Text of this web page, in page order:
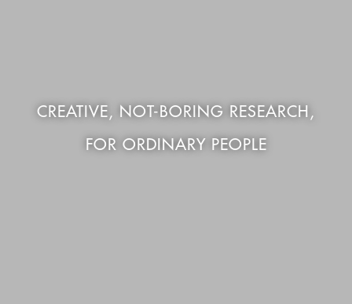
CREATIVE, NOT-BORING RESEARCH,
FOR ORDINARY PEOPLE